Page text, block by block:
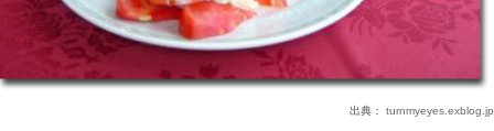
出典： turnmyeyes.exblog.jp